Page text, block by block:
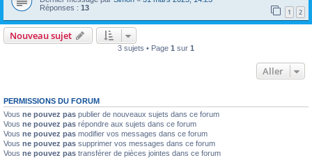
Réponses : 13 1 2
Nouveau sujet
3 sujets • Page 1 sur 1
Aller
PERMISSIONS DU FORUM
Vous ne pouvez pas publier de nouveaux sujets dans ce forum
Vous ne pouvez pas répondre aux sujets dans ce forum
Vous ne pouvez pas modifier vos messages dans ce forum
Vous ne pouvez pas supprimer vos messages dans ce forum
Vous ne pouvez pas transférer de pièces jointes dans ce forum